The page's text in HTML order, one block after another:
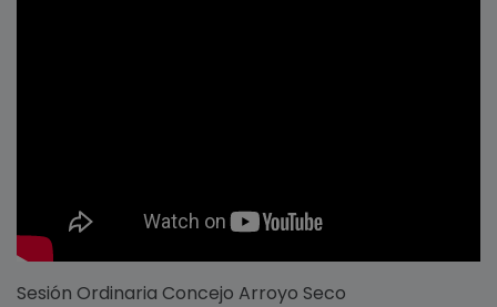
Sesión Ordinaria Concejo Arroyo Seco